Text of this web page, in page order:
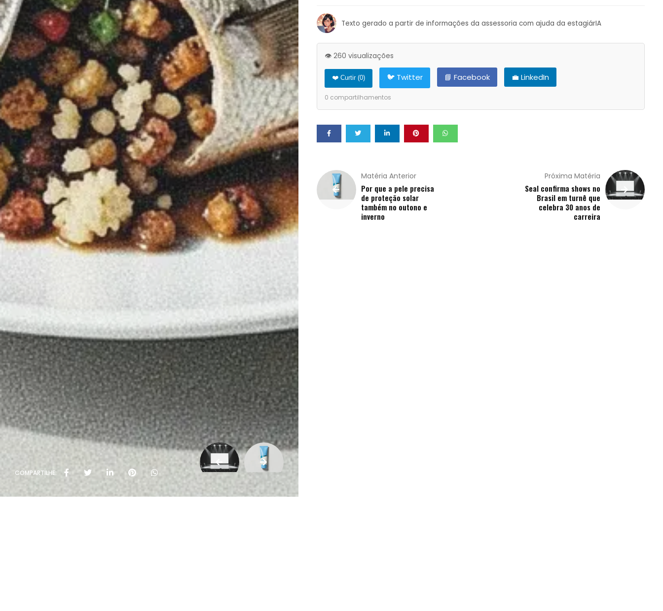
Mães
&
Filhos
Notícias
Opinião
Pets
Receitas
Saúde
COMPARTILHE:
Texto gerado a partir de informações da assessoria com ajuda da estagiárIA
👁️ 260 visualizações
❤️ Curtir (0) 🐦 Twitter 📘 Facebook 💼 LinkedIn
0 compartilhamentos
Matéria Anterior
Por que a pele precisa
de proteção solar
também no outono e
inverno
Próxima Matéria
Seal confirma shows no
Brasil em turnê que
celebra 30 anos de
carreira